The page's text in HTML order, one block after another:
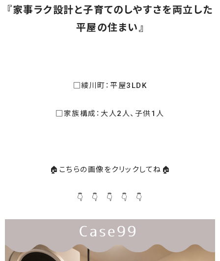
『家事ラク設計と子育てのしやすさを両立した
平屋の住まい』
□綾川町：平屋3LDK
□家族構成：大人2人、子供1人
🏠こちらの画像をクリックしてね🏠
👇 👇 👇 👇 👇